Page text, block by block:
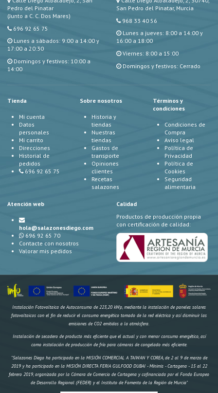
Pedro del Pinatar
(Junto a C. C. Dos Mares)
696 92 65 75
Lunes a sábados: 9:00 a 14:00 y
17:00 a 20:30
Domingos y festivos: 10:00 a
14:00
San Pedro del Pinatar, Murcia
968 33 40 56
Lunes a jueves: 8:00 a 14:00 y
16:00 a 18:00
Viernes: 8:00 a 15:00
Domingos y festivos: Cerrado
Tienda
Mi cuenta
Datos
personales
Mi carrito
Direcciones
Historial de
pedidos
696 92 65 75
Sobre nosotros
Historia y
tiendas
Nuestras
tiendas
Gastos de
transporte
Opiniones
clientes
Recetas
salazones
Términos y
condiciones
Condiciones de
Compra
Aviso legal
Política de
Privacidad
Política de
Cookies
Seguridad
alimentaria
Atención web
hola@salazonesdiego.com
696 92 65 70
Contacte con nosotros
Valorar mis pedidos
Calidad
Productos de producción propia
con certificación de calidad:
Instalación Fotovoltaica de Autoconsumo de 223,20 kWp, mediante la instalación de paneles solares
fotovoltaicos con el fin de reducir el consumo energético tomado de la red eléctrica y así disminuir las
emisiones de CO2 emitidas a la atmósfera.
Instalación de secadero de producto más eficiente que el actual y con menor consumo energético, así
como instalación de producción de frío para cámaras de congelado más eficiente.
"Salazones Diego ha participado en la MISIÓN COMERCIAL A TAIWAN Y COREA, de 2 al 9 de marzo de
2019 y ha participado en la MISIÓN DIRECTA FERIA GULFOOD DUBAI - Mínimis - Cartagena - 15 al 22
febrero 2019, organizada por la Cámara de Comercio de Cartagena y cofinanciada por el Fondo Europeo
de Desarrollo Regional (FEDER) y el Instituto de Fomento de la Región de Murcia"